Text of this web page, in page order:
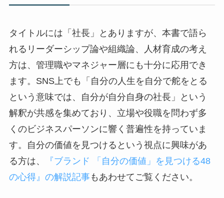
タイトルには「社長」とありますが、本書で語ら
れるリーダーシップ論や組織論、人材育成の考え
方は、管理職やマネジャー層にも十分に応用でき
ます。SNS上でも「自分の人生を自分で舵をとる
という意味では、自分が自分自身の社長」という
解釈が共感を集めており、立場や役職を問わず多
くのビジネスパーソンに響く普遍性を持っていま
す。自分の価値を見つけるという視点に興味があ
る方は、
『ブランド 「自分の価値」を見つける48
の心得』の解説記事もあわせてご覧ください。